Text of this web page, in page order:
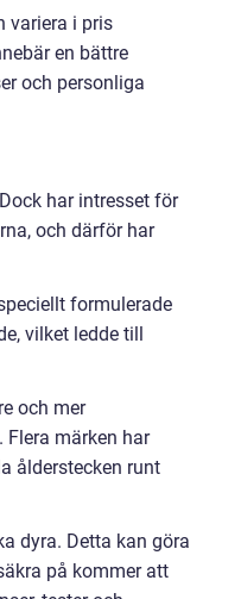
variera i pris
en bättre
och personliga
har intresset för
och därför har
formulerade
vilket ledde till
och mer
märken har
ålderstecken runt
dyra. Detta kan göra
på kommer att